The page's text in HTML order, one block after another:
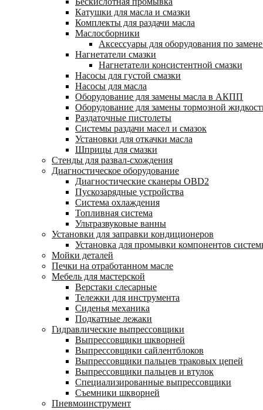
Катушки для масла и смазки
Комплекты для раздачи масла
Маслосборники
Аксессуары для оборудования по
Нагнетатели смазки
Нагнетатели консистентной смазки
Насосы для густой смазки
Насосы для масла
Оборудование для замены масла в АКПП
Оборудование для замены тормозной
Раздаточные пистолеты
Системы раздачи масел и смазок
Установки для откачки масла
Шприцы для смазки
Стенды для развал-схождения
Диагностическое оборудование
Диагностические сканеры OBD2
Пускозарядные устройства
Система охлаждения
Топливная система
Ультразвуковые ванны
Установки для заправки кондиционеров
Установка для промывки компонентов
Мойки деталей
Печки на отработанном масле
Мебель для мастерской
Верстаки слесарные
Тележки для инструмента
Сиденья механика
Подкатные лежаки
Гидравлические выпрессовщики
Выпрессовщики шкворней
Выпрессовщики сайлентблоков
Выпрессовщики пальцев траковых цепей
Выпрессовщики пальцев и втулок
Специализированные выпрессовщики
Cъемники шкворней
Пневмоинструмент